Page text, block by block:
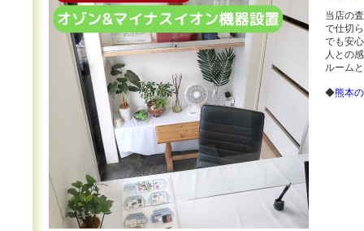
当店の
で仕切
でも安
人との
ルーム
◆熊本